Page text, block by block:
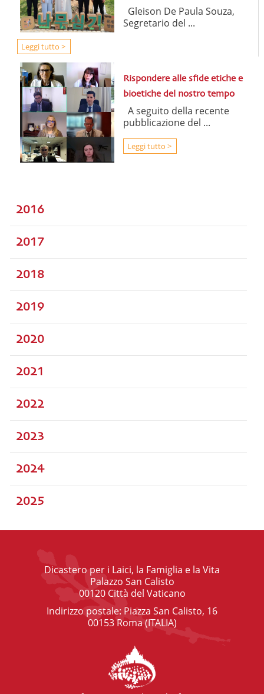
Gleison De Paula Souza,
Segretario del ...
Leggi tutto >
Rispondere alle sfide etiche e
bioetiche del nostro tempo
A seguito della recente
pubblicazione del ...
Leggi tutto >
2016
2017
2018
2019
2020
2021
2022
2023
2024
2025
Dicastero per i Laici, la Famiglia e la Vita
Palazzo San Calisto
00120 Città del Vaticano
Indirizzo postale: Piazza San Calisto, 16
00153 Roma (ITALIA)